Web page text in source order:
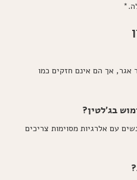
אגר, אך הם אינם חזקים כמו
עם אלרגיות מסוימות צריכים